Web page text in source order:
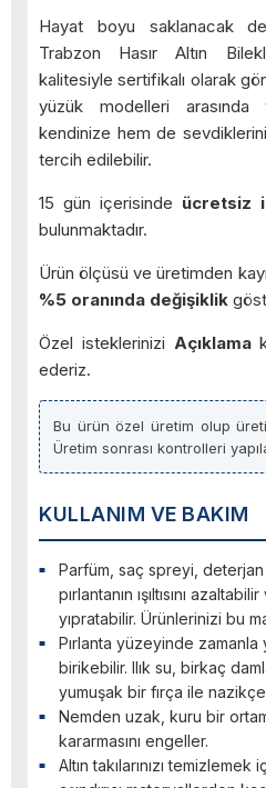
Hayat boyu saklanacak
Trabzon Hasır Altın
kalitesiyle sertifikalı olarak
yüzük modelleri
kendinize hem de
tercih edilebilir.
15 gün içerisinde ücretsiz
bulunmaktadır.
Ürün ölçüsü ve üretimden
%5 oranında değişiklik
Özel isteklerinizi Açıklama
ederiz.
Bu ürün özel üretim olup
Üretim sonrası kontrolleri
KULLANIM VE BAKIM
Parfüm, saç spreyi,
pırlantanın ışıltısını
yıpratabilir. Ürünlerinizi bu
Pırlanta yüzeyinde
birikebilir. Ilık su, birkaç
yumuşak bir fırça ile
Nemden uzak, kuru bir
kararmasını engeller.
Altın takılarınızı